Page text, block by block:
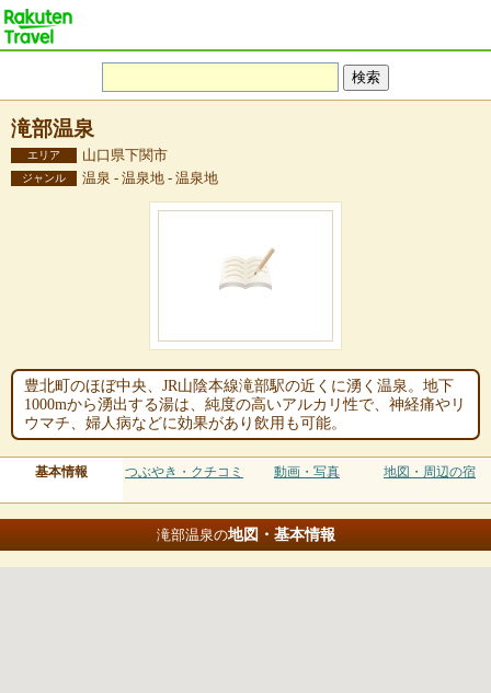
滝部温泉
エリア 山口県下関市
ジャンル 温泉 - 温泉地 - 温泉地
豊北町のほぼ中央、JR山陰本線滝部駅の近くに湧く温泉。地下
1000mから湧出する湯は、純度の高いアルカリ性で、神経痛やリ
ウマチ、婦人病などに効果があり飲用も可能。
基本情報 つぶやき・クチコミ 動画・写真 地図・周辺の宿
滝部温泉の地図・基本情報